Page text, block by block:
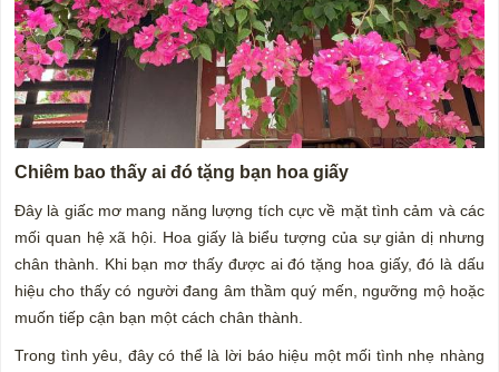
Chiêm bao thấy ai đó tặng bạn hoa giấy
Đây là giấc mơ mang năng lượng tích cực về mặt tình cảm và các
mối quan hệ xã hội. Hoa giấy là biểu tượng của sự giản dị nhưng
chân thành. Khi bạn mơ thấy được ai đó tặng hoa giấy, đó là dấu
hiệu cho thấy có người đang âm thầm quý mến, ngưỡng mộ hoặc
muốn tiếp cận bạn một cách chân thành.
Trong tình yêu, đây có thể là lời báo hiệu một mối tình nhẹ nhàng